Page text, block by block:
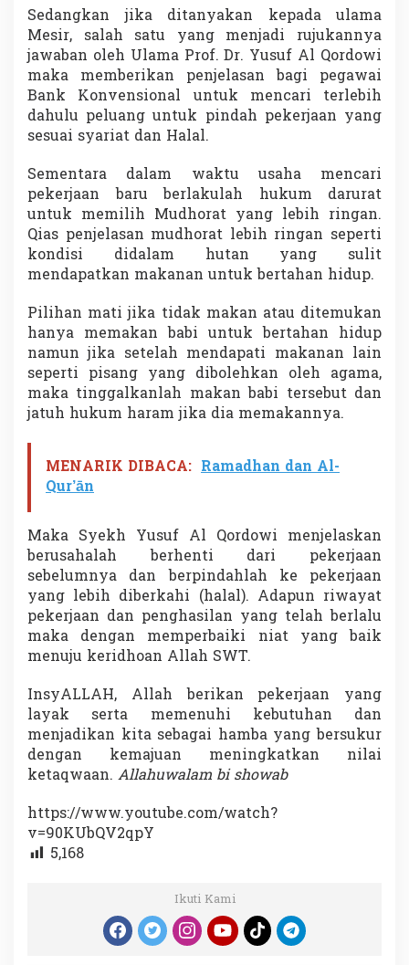
n
k
K
o
n
v
e
n
a
l
Sedangkan jika ditanyakan kepada ulama
Mesir, salah satu yang menjadi rujukannya
jawaban oleh Ulama Prof. Dr. Yusuf Al Qordowi
maka memberikan penjelasan bagi pegawai
Bank Konvensional untuk mencari terlebih
dahulu peluang untuk pindah pekerjaan yang
sesuai syariat dan Halal.
Sementara dalam waktu usaha mencari
pekerjaan baru berlakulah hukum darurat
untuk memilih Mudhorat yang lebih ringan.
Qias penjelasan mudhorat lebih ringan seperti
kondisi didalam hutan yang sulit
mendapatkan makanan untuk bertahan hidup.
Pilihan mati jika tidak makan atau ditemukan
hanya memakan babi untuk bertahan hidup
namun jika setelah mendapati makanan lain
seperti pisang yang dibolehkan oleh agama,
maka tinggalkanlah makan babi tersebut dan
jatuh hukum haram jika dia memakannya.
MENARIK DIBACA: Ramadhan dan Al-
Qur’ān
Maka Syekh Yusuf Al Qordowi menjelaskan
berusahalah berhenti dari pekerjaan
sebelumnya dan berpindahlah ke pekerjaan
yang lebih diberkahi (halal). Adapun riwayat
pekerjaan dan penghasilan yang telah berlalu
maka dengan memperbaiki niat yang baik
menuju keridhoan Allah SWT.
InsyALLAH, Allah berikan pekerjaan yang
layak serta memenuhi kebutuhan dan
menjadikan kita sebagai hamba yang bersukur
dengan kemajuan meningkatkan nilai
ketaqwaan. Allahuwalam bi showab
https://www.youtube.com/watch?
v=90KUbQV2qpY
5,168
Ikuti Kami